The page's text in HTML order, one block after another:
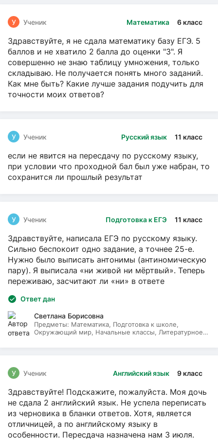
Математика 6 класс
У Ученик
Здравствуйте, я не сдала математику базу ЕГЭ. 5
баллов и не хватило 2 балла до оценки "3". Я
совершенно не знаю таблицу умножения, только
складываю. Не получается понять много заданий.
Как мне быть? Какие лучше задания подучить для
точности моих ответов?
Русский язык 11 класс
У Ученик
если не явится на пересдачу по русскому языку,
при условии что проходной бал был уже набран, то
сохранится ли прошлый результат
Подготовка к ЕГЭ 11 класс
У Ученик
Здравствуйте, написала ЕГЭ по русскому языку.
Сильно беспокоит одно задание, а точнее 25-е.
Нужно было выписать антонимы (антиномическую
пару). Я выписала «ни живой ни мёртвый». Теперь
переживаю, засчитают ли «ни» в ответе
Ответ дан
Светлана Борисовна
Предметы: Математика, Подготовка к школе,
Окружающий мир, Начальные классы, Литературное
Английский язык 9 класс
У Ученик
Здравствуйте! Подскажите, пожалуйста. Моя дочь
не сдала 2 английский язык. Не успела переписать
из черновика в бланки ответов. Хотя, является
отличницей, а по английскому языку в
особенности. Пересдача назначена нам 3 июля.